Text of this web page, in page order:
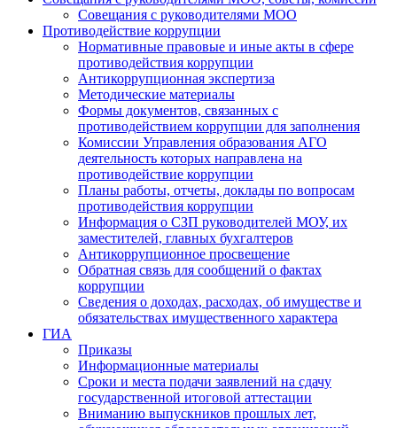
Совещания с руководителями МОО
Противодействие коррупции
Нормативные правовые и иные акты в сфере
противодействия коррупции
Антикоррупционная экспертиза
Методические материалы
Формы документов, связанных с
противодействием коррупции для заполнения
Комиссии Управления образования АГО
деятельность которых направлена на
противодействие коррупции
Планы работы, отчеты, доклады по вопросам
противодействия коррупции
Информация о СЗП руководителей МОУ, их
заместителей, главных бухгалтеров
Антикоррупционное просвещение
Обратная связь для сообщений о фактах
коррупции
Сведения о доходах, расходах, об имуществе и
обязательствах имущественного характера
ГИА
Приказы
Информационные материалы
Сроки и места подачи заявлений на сдачу
государственной итоговой аттестации
Вниманию выпускников прошлых лет,